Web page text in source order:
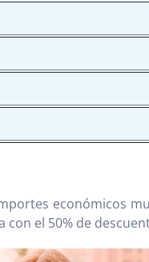
económicos
con el 50% de